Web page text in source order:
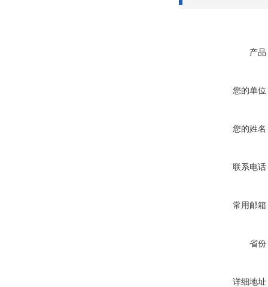
产品
您的单位
您的姓名
联系电话
常用邮箱
省份
详细地址